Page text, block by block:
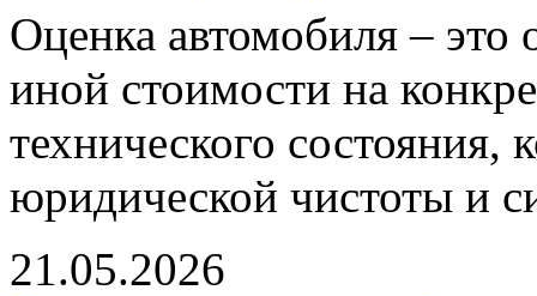
Оценка автомобиля – это
иной стоимости на
технического состояния,
юридической чистоты и
21.05.2026